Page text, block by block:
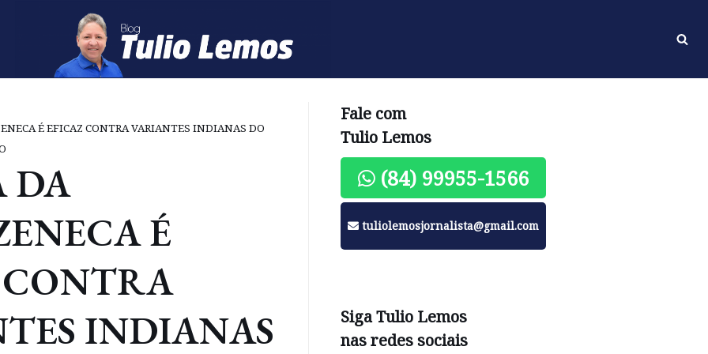
É EFICAZ CONTRA VARIANTES INDIANAS DO
DA
É
INDIANAS
Fale com
Tulio Lemos
(84) 99955-1566
tuliolemosjornalista@gmail.com
Siga Tulio Lemos
nas redes sociais